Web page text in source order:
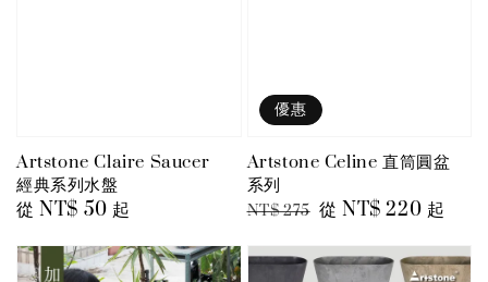
Artstone Claire Saucer
經典系列水盤
Regular
從NT$ 50 起
優惠
Artstone Celine 直筒圓盆
系列
Regular
NT$ 275 Sale
從 NT$ 220 起